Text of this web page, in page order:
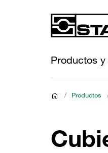
Productos
/ Productos